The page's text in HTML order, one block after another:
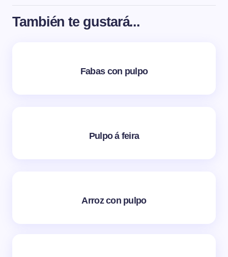
También te gustará...
Fabas con pulpo
Pulpo á feira
Arroz con pulpo